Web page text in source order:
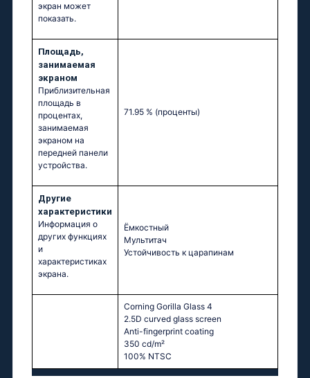
экран может
показать.
Площадь,
занимаемая
экраном
Приблизительная
площадь в
процентах,
занимаемая
экраном на
передней панели
устройства.
71.95 % (проценты)
Другие
характеристики
Информация о
других функциях
и
характеристиках
экрана.
Ёмкостный
Мультитач
Устойчивость к царапинам
Corning Gorilla Glass 4
2.5D curved glass screen
Anti-fingerprint coating
350 cd/m²
100% NTSC